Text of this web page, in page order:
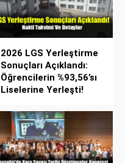
2026 LGS Yerleştirme
Sonuçları Açıklandı:
Öğrencilerin %93,56’sı
Liselerine Yerleşti!